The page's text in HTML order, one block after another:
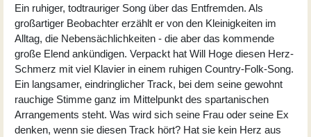
Ein ruhiger, todtrauriger Song über das Entfremden. Als
großartiger Beobachter erzählt er von den Kleinigkeiten im
Alltag, die Nebensächlichkeiten - die aber das kommende
große Elend ankündigen. Verpackt hat Will Hoge diesen Herz-
Schmerz mit viel Klavier in einem ruhigen Country-Folk-Song.
Ein langsamer, eindringlicher Track, bei dem seine gewohnt
rauchige Stimme ganz im Mittelpunkt des spartanischen
Arrangements steht. Was wird sich seine Frau oder seine Ex
denken, wenn sie diesen Track hört? Hat sie kein Herz aus